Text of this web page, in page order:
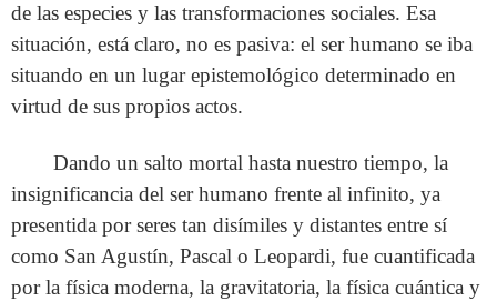
de las especies y las transformaciones sociales. Esa
situación, está claro, no es pasiva: el ser humano se iba
situando en un lugar epistemológico determinado en
virtud de sus propios actos.
Dando un salto mortal hasta nuestro tiempo, la
insignificancia del ser humano frente al infinito, ya
presentida por seres tan disímiles y distantes entre sí
como San Agustín, Pascal o Leopardi, fue cuantificada
por la física moderna, la gravitatoria, la física cuántica y